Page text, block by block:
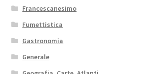
Francescanesimo
Fumettistica
Gastronomia
Generale